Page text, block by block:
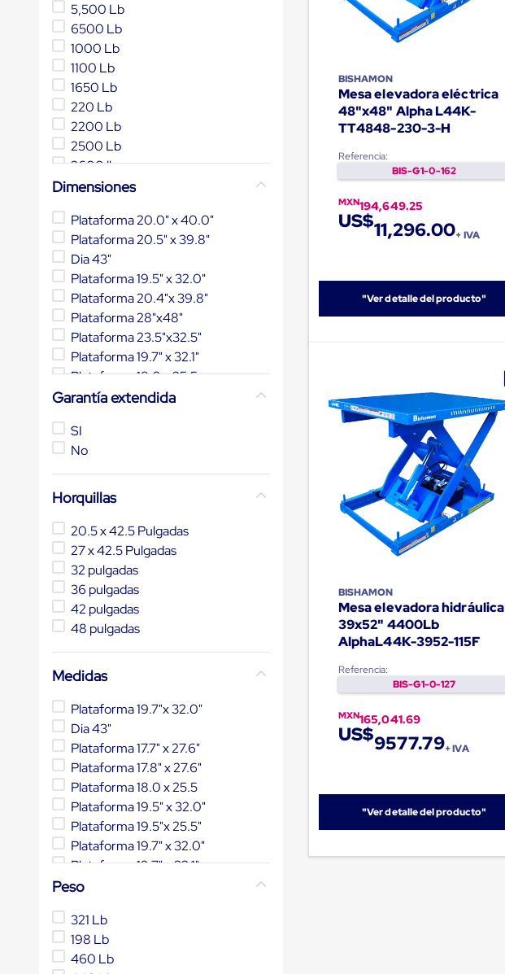
Plataformas
de
carga
Metálicos
Colapsables
Jaulas
Distribución
Ultima
Milla
Anti-
Robo
Hormiga
Estanterías
Móviles
MRO
Distribución
Empaque
Embalaje
Playo
Emplaye
Stretch
Automatico
Emplaye
Manual
para
Pelicula
Plastica
Hood
Manejo
de
carga
sin
tarimas
Slip
Sheet
Slip
5,500 Lb
6500 Lb
1000 Lb
1100 Lb
1650 Lb
220 Lb
2200 Lb
2500 Lb
2600 lb
4000 Lb
Mostrar 6 más
Dimensiones
Plataforma 20.0" x 40.0"
Plataforma 20.5" x 39.8"
Dia 43"
Plataforma 19.5" x 32.0"
Plataforma 20.4"x 39.8"
Plataforma 28"x48"
Plataforma 23.5"x32.5"
Plataforma 19.7" x 32.1"
Plataforma 18.0 x 25.5
Plataforma 17.7" x 27.6"
Mostrar 46 más
Garantía extendida
SI
No
Horquillas
20.5 x 42.5 Pulgadas
27 x 42.5 Pulgadas
32 pulgadas
36 pulgadas
42 pulgadas
48 pulgadas
Medidas
Plataforma 19.7"x 32.0"
Dia 43"
Plataforma 17.7" x 27.6"
Plataforma 17.8" x 27.6"
Plataforma 18.0 x 25.5
Plataforma 19.5" x 32.0"
Plataforma 19.5"x 25.5"
Plataforma 19.7" x 32.0"
Plataforma 19.7" x 32.1"
Plataforma 19.8" x 32.3"
Mostrar 12 más
Peso
321 Lb
198 Lb
460 Lb
BISHAMON
Mesa elevadora eléctrica
48"x48" Alpha L44K-
TT4848-230-3-H
Referencia:
BIS-G1-0-162
MXN194,649.25
US$11,296.00+ IVA
"Ver detalle del producto"
BISHAMON
Mesa elevadora hidráulica
39x52" 4400Lb
AlphaL44K-3952-115F
Referencia:
BIS-G1-0-127
MXN165,041.69
US$9577.79+ IVA
"Ver detalle del producto"